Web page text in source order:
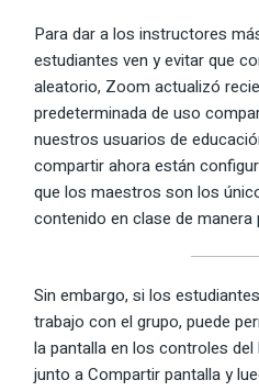
Para dar a los instructores
estudiantes ven y evitar que
aleatorio, Zoom actualizó
predeterminada de uso
nuestros usuarios de
compartir ahora están
que los maestros son los
contenido en clase de manera
Sin embargo, si los
trabajo con el grupo, puede
la pantalla en los controles
junto a Compartir pantalla y